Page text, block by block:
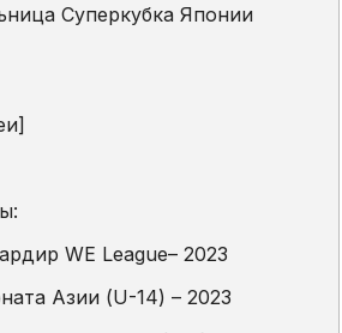
Суперкубка Японии
WE League– 2023
Азии (U-14) – 2023